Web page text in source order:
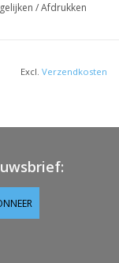
/Afdrukken
Excl. Verzendkosten